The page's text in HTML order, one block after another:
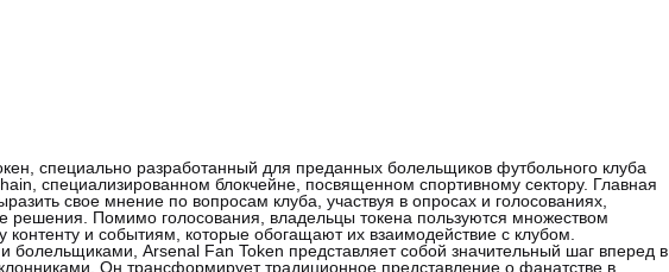
специально разработанный для преданных болельщиков футбольного клуба
специализированном блокчейне, посвященном спортивному сектору. Главная
свое мнение по вопросам клуба, участвуя в опросах и голосованиях,
решения. Помимо голосования, владельцы токена пользуются множеством
и событиям, которые обогащают их взаимодействие с клубом.
болельщиками, Arsenal Fan Token представляет собой значительный шаг вперед в
Он трансформирует традиционное представление о фанатстве в